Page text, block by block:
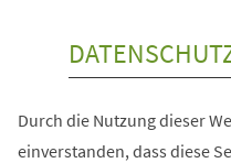
Durch die Nutzung dieser
einverstanden, dass diese